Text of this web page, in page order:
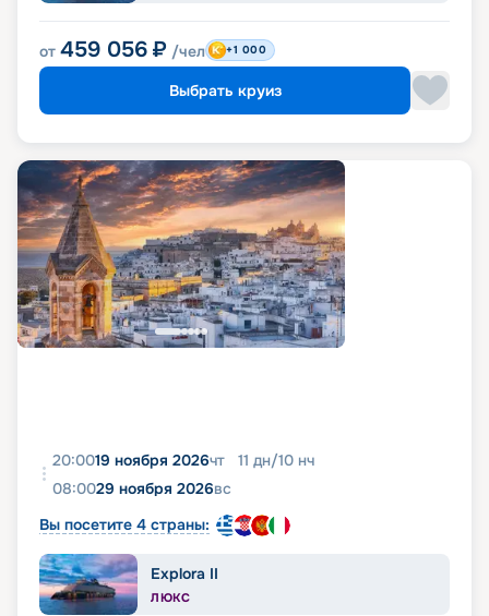
от 459 056 ₽ /чел +1 000
Выбрать круиз
20:0019 ноября 2026чт 11 дн/10 нч
08:0029 ноября 2026вс
Вы посетите 4 страны:
Explora II
ЛЮКС